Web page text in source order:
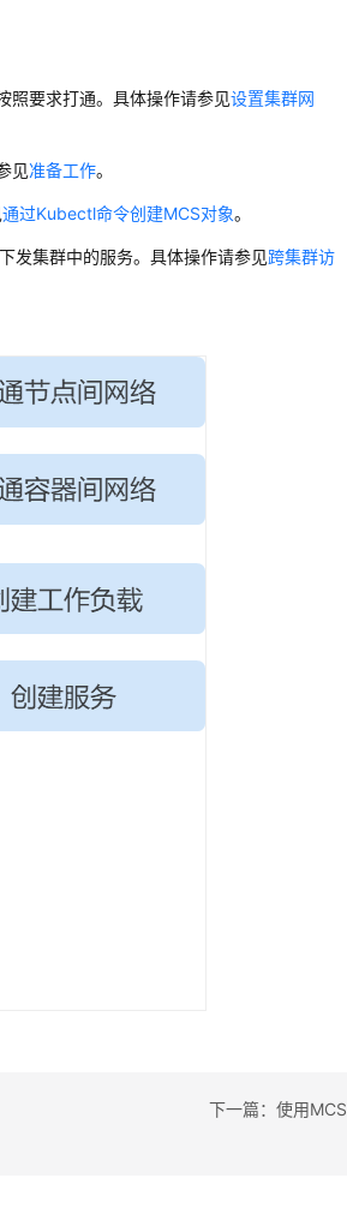
照要求打通。具体操作请参见设置集群网
见准备工作。
通过Kubectl命令创建MCS对象。
发集群中的服务。具体操作请参见跨集群访
下一篇：使用MCS